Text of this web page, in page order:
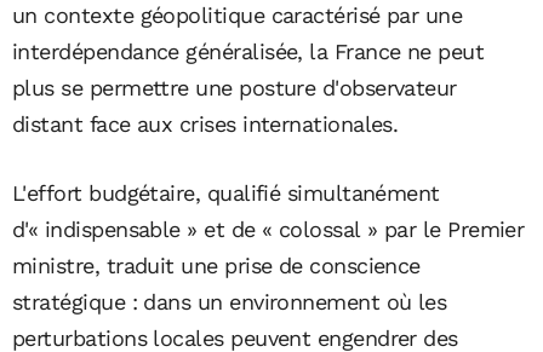
un contexte géopolitique caractérisé par une
interdépendance généralisée, la France ne peut
plus se permettre une posture d'observateur
distant face aux crises internationales.
L'effort budgétaire, qualifié simultanément
d'« indispensable » et de « colossal » par le Premier
ministre, traduit une prise de conscience
stratégique : dans un environnement où les
perturbations locales peuvent engendrer des